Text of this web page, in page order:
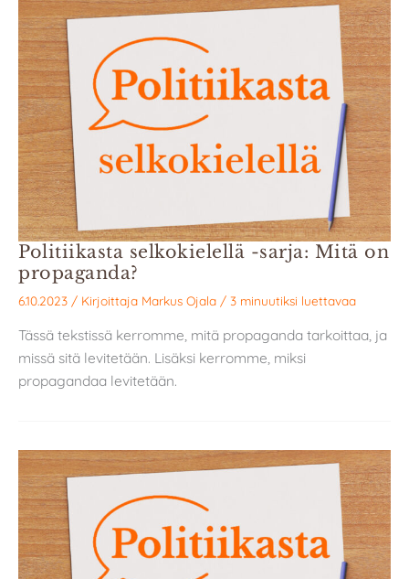
Politiikasta selkokielellä -sarja: Mitä on
propaganda?
6.10.2023 / Kirjoittaja Markus Ojala / 3 minuutiksi luettavaa
Tässä tekstissä kerromme, mitä propaganda tarkoittaa, ja
missä sitä levitetään. Lisäksi kerromme, miksi
propagandaa levitetään.